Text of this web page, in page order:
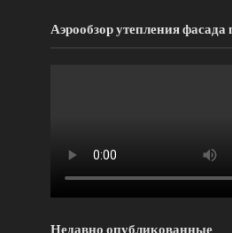
Аэрообзор утепления фасада
Недавно опубликованные